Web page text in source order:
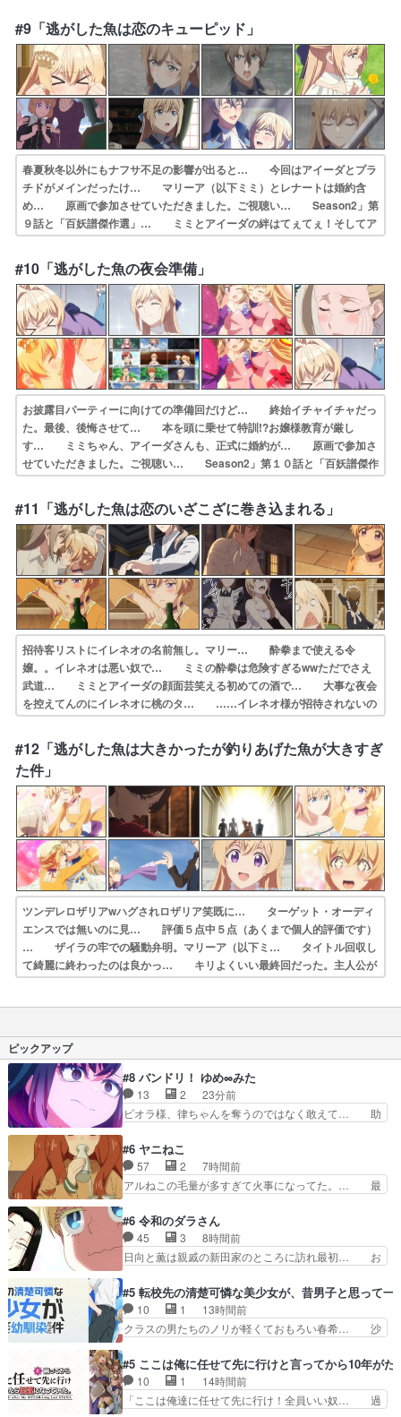
「何でも」って言いました？←王子の… 前回の続きちゃんとやるんだ
笑確かに不法侵… Season2」第８話と「百妖譜傑作選」…
#9「逃がした魚は恋のキューピッド」
春夏秋冬以外にもナフサ不足の影響が出ると… 今回はアイーダとプラ
チドがメインだったけ… マリーア（以下ミミ）とレナートは婚約含
め… 原画で参加させていただきました。ご視聴い… Season2」第
９話と「百妖譜傑作選」… ミミとアイーダの絆はてぇてぇ！そしてア
イ… 声優まとめました(９話まで)プラチド(幼… 幼い頃から今日ま
での2人の友情がすばらし… ちっこいミミちゃんとアイーダちゃんが
元気… ご視聴お願いします！貴族社会が厳しすぎる…
#10「逃がした魚の夜会準備」
お披露目パーティーに向けての準備回だけど… 終始イチャイチャだっ
た。最後、後悔させて… 本を頭に乗せて特訓!?お嬢様教育が厳し
す… ミミちゃん、アイーダさんも、正式に婚約が… 原画で参加さ
せていただきました。ご視聴い… Season2」第１０話と「百妖譜傑作
選… 夜会に向けたアイーダちゃんとの猛特訓から… アイーダによ
れダンス特訓武道はできても舞… ザイラ(cv.花澤香菜)芹澤優/田丸篤
志… わあ、ロザリア様が頼りになるぅ。素直じゃ…
#11「逃がした魚は恋のいざこざに巻き込まれる」
招待客リストにイレネオの名前無し。マリー… 酔拳まで使える令
嬢。。イレネオは悪い奴で… ミミの酔拳は危険すぎるwwただでさえ
武道… ミミとアイーダの顔面芸笑える初めての酒で… 大事な夜会
を控えてんのにイレネオに桃のタ… ……イレネオ様が招待されないの
当たり前じ… イレネオ様の事を気にかけて桃のタルト丸ご… それ
がコイツの良い所でもあるんだけど、流… 夜会前のいざこざ回。まさ
か今週も夜会始ま… アバンからマリータちゃんのスパルタ。イレ…
#12「逃がした魚は大きかったが釣りあげた魚が大きすぎ
た件」
ツンデレロザリアwハグされロザリア笑既に… ターゲット・オーディ
エンスでは無いのに見… 評価５点中５点（あくまで個人的評価です）
… ザイラの牢での騒動弁明。マリーア（以下ミ… タイトル回収し
て綺麗に終わったのは良かっ… キリよくいい最終回だった。主人公が
拳法の… 何でもしますって言っちゃった!?そんなお… イレネオの
ピックアップ
#8 バンドリ！ ゆめ∞みた
13 2
23分前
ビオラ様、律ちゃんを奪うのではなく敢えて… 助
れ等の学校へ転校してきた律の歓迎会が… そろそ
ろ解散イベント発生かなっと思ったけ… ようやく
バンドの中での深い対話やそこから… ああいうの
まとめ動画って言うんですか？あ… ああいうのま
（いや元からだけど！）になり… ユノは海鈴のよ
うな傭兵タイプで人間関係の… お前がバンドやめ
るのかよｗクレマチスから…
#6 ヤニねこ
57 2
7時間前
アルねこの毛量が多すぎて火事になってた。… 最
ねこが酔っ払って放浪して江の島まで行… 今回は
短篇詰合せな印象も、本作に仄かな風… BPOに
指摘されたからなのか過激さが足り… お手洗いに
行って帰ってくるはずが…アルね… アルネコどこ
子、ヤク、アルの様に演じる声… 江ノ島で朝日を
見つめるアルねこ134号線… アルねこが飲み会の
途中に酔って江の島まで…
#6 令和のダラさん
45 3
8時間前
日向と薫は親戚の新田家のところに訪れ最初… お
ターというか、ガイキング・ザ・グレー… 今回も
面白かったけど薫くんビームが出した… ６話は土
地神の話し。ダラさん祟り神なのに… ダラさんの
６話ED面白すぎる。ってか、こ… おはようござ
作ってまあ！ロボアニメー… 相変わらず過去と現
代のギャップが凄い（笑… 何を見せられ、聞かさ
れてるのか妹巫女の最…
#5 転校先の清楚可憐な美少女が、昔男子と思って一
10 1
13時間前
クラスの男たちのノリが軽くておもろい春希… 沙
もちゃんが透けブラしててびっくりして… レベル
のキャラが登場。相変わらず顔や体の… 隼人が春
希の級友を巻き込んだイジりに動じ… 第５話を
U-NEXTで視聴しました。視聴… ラブコメで天然
#5 ここは俺に任せて先に行けと言ってから10年が
10 1
14時間前
「ここは俺達に任せて先に行け！全員いい奴… 過